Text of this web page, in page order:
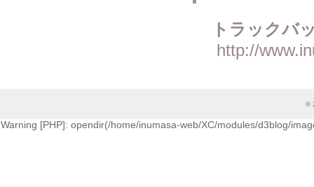
トラックバ
http://
©
Warning [PHP]: opendir(/home/inumasa-web/XC/modules/d3blog/